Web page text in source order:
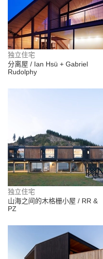
独立住宅
分离屋 / Ian Hsü + Gabriel
Rudolphy
独立住宅
山海之间的木格栅小屋 / RR &
PZ